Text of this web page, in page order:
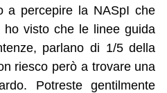
a percepire la NASpI che
ho visto che le linee guida
parlano di 1/5 della
riesco però a trovare una
Potreste gentilmente